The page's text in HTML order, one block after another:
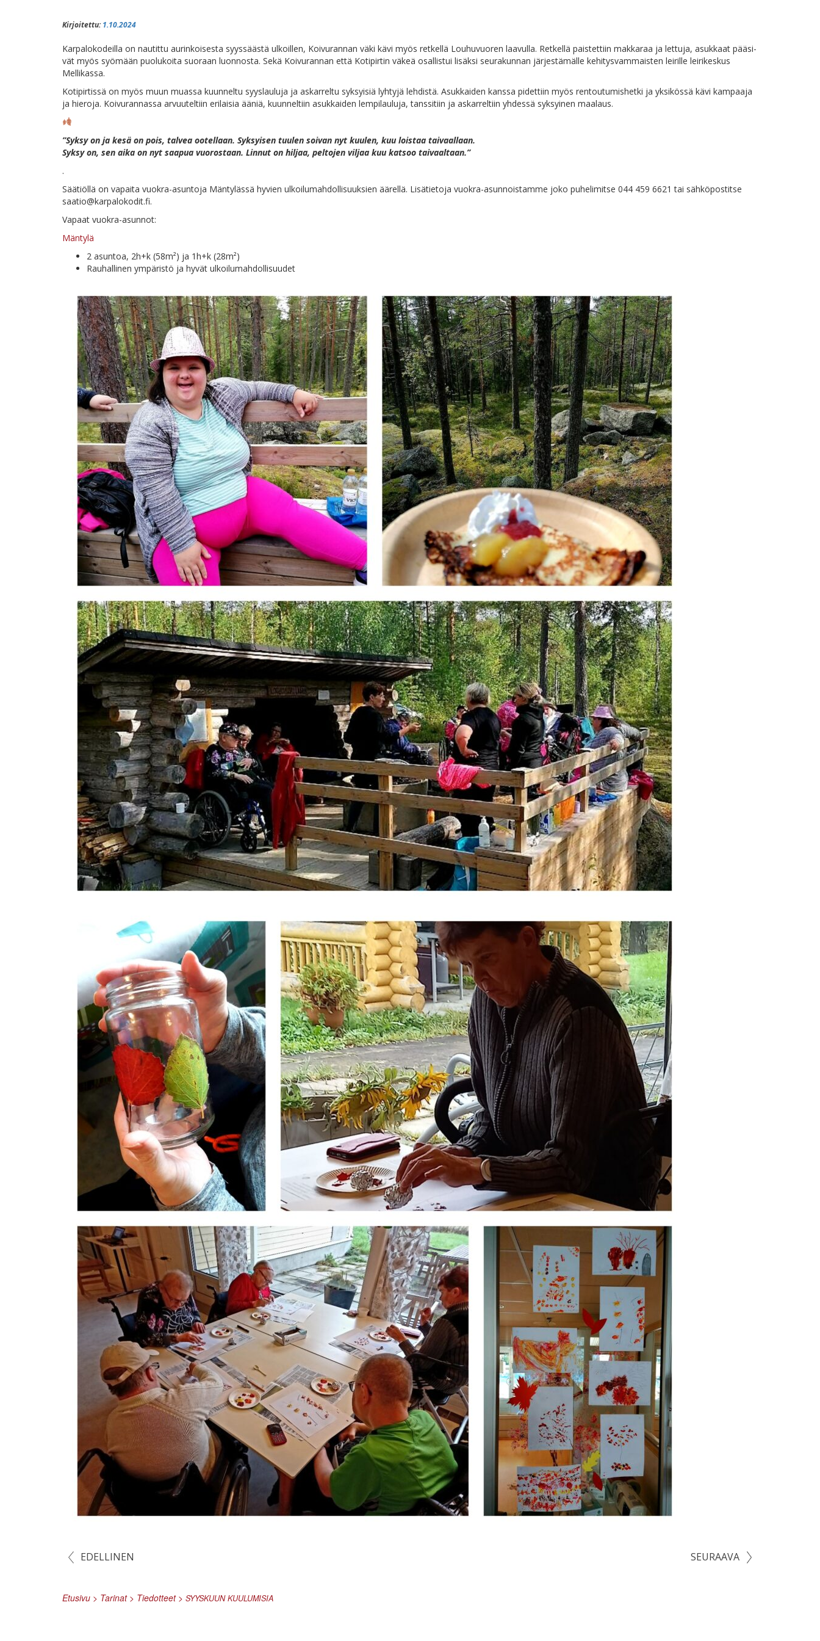
Kirjoitettu:1.10.2024
Kar­pa­lo­ko­deil­la on nau­tit­tu au­rin­koi­ses­ta syys­sääs­tä ul­koil­len, Koi­vu­ran­nan vä­ki kä­vi myös ret­kel­lä Lou­hu­vuo­ren laa­vul­la. Ret­kel­lä pais­tet­tiin mak­ka­raa ja let­tu­ja, asuk­kaat pää­si­
vät myös syö­mään puo­lu­koi­ta suo­raan luon­nos­ta. Se­kä Koi­vu­ran­nan et­tä Ko­ti­pir­tin vä­keä osal­lis­tui li­säk­si seu­ra­kun­nan jär­jes­tä­mäl­le ke­hi­tys­vam­mais­ten lei­ril­le lei­ri­kes­kus
Mellikassa.
Ko­ti­pir­tis­sä on myös muun muas­sa kuun­nel­tu syys­lau­lu­ja ja as­kar­rel­tu syk­syi­siä lyh­ty­jä leh­dis­tä. Asuk­kai­den kans­sa pi­det­tiin myös ren­tou­tu­mis­het­ki ja yk­si­kös­sä kä­vi kam­paa­ja
ja hie­ro­ja. Koi­vu­ran­nas­sa ar­vuu­tel­tiin eri­lai­sia ää­niä, kuun­nel­tiin asuk­kai­den lem­pi­lau­lu­ja, tans­si­tiin ja as­kar­rel­tiin yh­des­sä syk­syi­nen maalaus.
”Syk­sy on ja ke­sä on pois, tal­vea oo­tel­laan. Syk­syi­sen tuu­len soi­van nyt kuu­len, kuu lois­taa tai­vaal­laan.
Syk­sy on, sen ai­ka on nyt saa­pua vuo­ros­taan. Lin­nut on hil­jaa, pel­to­jen vil­jaa kuu kat­soo taivaaltaan.”
.
Sää­tiöl­lä on va­pai­ta vuo­kra-asun­to­ja Män­ty­läs­sä hy­vien ul­koi­lu­mah­dol­li­suuk­sien ää­rel­lä. Li­sä­tie­to­ja vuo­kra-asun­nois­tam­me jo­ko pu­he­li­mit­se 044 459 6621 tai säh­kö­pos­tit­se
saatio@karpalokodit.fi.
Va­paat vuokra-asunnot:
Män­ty­lä
2 asun­toa, 2h+k (58m²) ja 1h+k (28m²)
Rau­hal­li­nen ym­pä­ris­tö ja hy­vät ulkoilumahdollisuudet
EDELLINEN SEURAAVA
Etusivu > Tarinat> Tiedotteet> SYYSKUUN KUULUMISIA